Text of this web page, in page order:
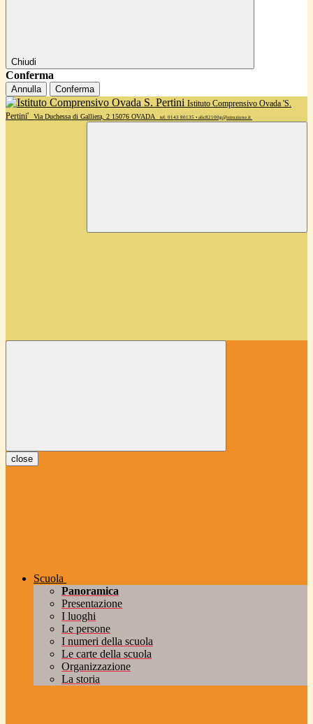
Chiudi
Conferma
Annulla Conferma
Istituto Comprensivo Ovada 'S.
Pertini'
Via Duchessa di Galliera, 2 15076 OVADA tel. 0143 80135 • alic82100g@istruzione.it
close
Scuola
Panoramica
Presentazione
I luoghi
Le persone
I numeri della scuola
Le carte della scuola
Organizzazione
La storia